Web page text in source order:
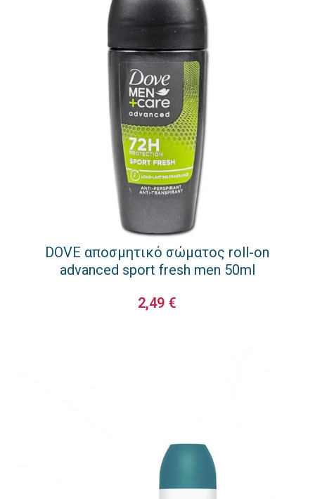
DOVE αποσμητικό σώματος roll-on
advanced sport fresh men 50ml
2,49 €